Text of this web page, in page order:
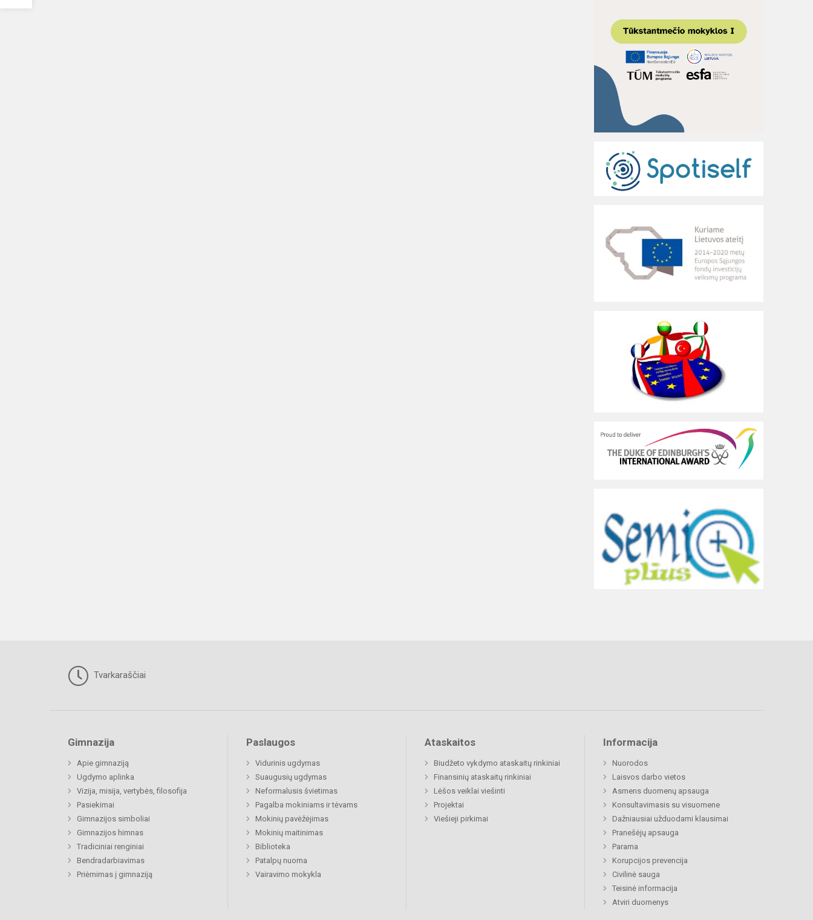
Tvarkaraščiai
Gimnazija
Apie gimnaziją
Ugdymo aplinka
Vizija, misija, vertybės, filosofija
Pasiekimai
Gimnazijos simboliai
Gimnazijos himnas
Tradiciniai renginiai
Bendradarbiavimas
Priėmimas į gimnaziją
Paslaugos
Vidurinis ugdymas
Suaugusių ugdymas
Neformalusis švietimas
Pagalba mokiniams ir tėvams
Mokinių pavėžėjimas
Mokinių maitinimas
Biblioteka
Patalpų nuoma
Vairavimo mokykla
Ataskaitos
Biudžeto vykdymo ataskaitų rinkiniai
Finansinių ataskaitų rinkiniai
Lėšos veiklai viešinti
Projektai
Viešieji pirkimai
Informacija
Nuorodos
Laisvos darbo vietos
Asmens duomenų apsauga
Konsultavimasis su visuomene
Dažniausiai užduodami klausimai
Pranešėjų apsauga
Parama
Korupcijos prevencija
Civilinė sauga
Teisinė informacija
Atviri duomenys